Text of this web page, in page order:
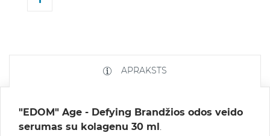
APRAKSTS
"EDOM" Age - Defying Brandžios odos veido
serumas su kolagenu 30 ml